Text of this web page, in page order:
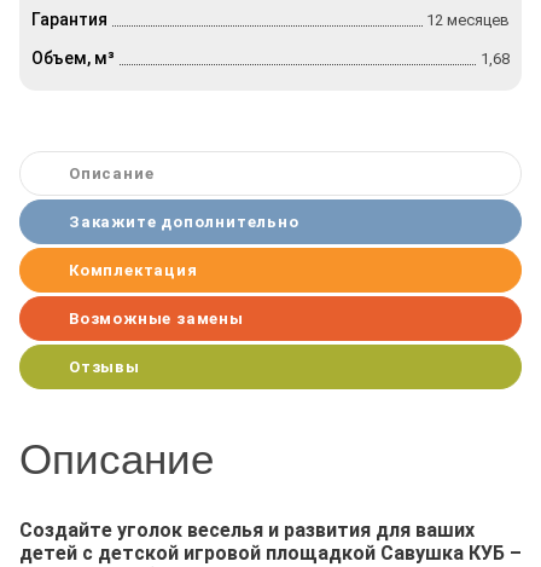
Гарантия 12 месяцев
Объем, м³ 1,68
Описание
Закажите дополнительно
Комплектация
Возможные замены
Отзывы
Описание
Создайте уголок веселья и развития для ваших
детей с детской игровой площадкой Савушка КУБ –